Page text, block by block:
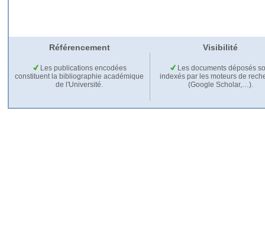
Référencement Visibilité
Les publications encodées
constituent la bibliographie académique
de l'Université.
Les documents déposés
indexés par les moteurs de
(Google Scholar,…).